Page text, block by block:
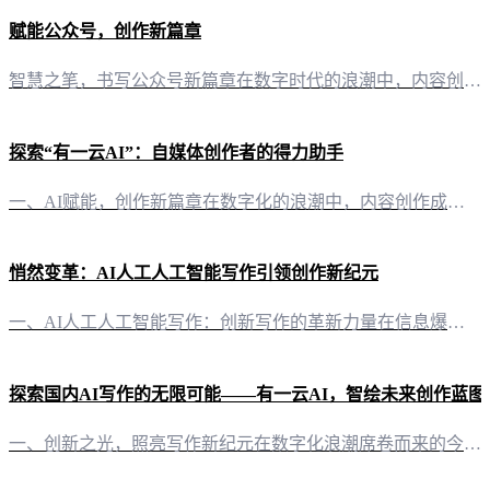
赋能公众号，创作新篇章
智慧之笔，书写公众号新篇章在数字时代的浪潮中，内容创作成为自媒体发展的核心驱动力。对于公众号运营者而言，高效、创新的内容生产工具变得尤为重要。今天，就让我们共同探索一款专为公众号创作者量身打造的AI智能助手——有一云AI，如何用科技的力量，助力公众号内容创作迈向新高度。 灵感涌动，排版艺术焕新颜每一篇公众号文章，都是创作者对读者的一次对话。在内容排版上，有一云AI以其丰富的设计资源，为创作者提供
探索“有一云AI”：自媒体创作者的得力助手
一、AI赋能，创作新篇章在数字化的浪潮中，内容创作成为自媒体的核心竞争力。而“有一云AI”应运而生，以智能化、自动化的创新模式，为自媒体创作者开启了一扇通往高效创作的智慧之门。 二、内容排版，千变万化“有一云AI”深知排版对内容的重要性。其提供的数千款装修皮肤，涵盖了标题、内容、图文、分隔、引导等多种元素，让创作者的每一个作品都能焕发视觉的魅力。 三、多平台兼容，创作无界限无论是公众号、头条号，
悄然变革：AI人工人工智能写作引领创作新纪元
一、AI人工人工智能写作：创新写作的革新力量在信息爆炸的时代，内容创作成为自媒体创作者的必备技能。然而，灵感与时间的捉摸不定，往往让创作之路充满挑战。此时，“有一云AI”应运而生，以其卓越的AI智能写作+排版功能，为自媒体创作者带来前所未有的创作体验。 二、智能排版：千款皮肤，定制你的独特风格“有一云AI”在内容排版方面，提供标题、内容、图文、分隔、引导五大类数千款装修皮肤。无论是简洁的科技感风
探索国内AI写作的无限可能——有一云AI，智绘未来创作蓝图
一、创新之光，照亮写作新纪元在数字化浪潮席卷而来的今天，人工智能写作工具正悄然改变着内容创作的格局。其中，“有一云AI”以其卓越的性能和人性化的设计，成为国内AI写作领域的佼佼者。 二、智能排版，打造视觉盛宴“有一云AI”不仅擅长内容创作，更在排版设计上独具匠心。数千款装修皮肤，涵盖标题、内容、图文、分隔、引导等多维度，为自媒体创作者提供个性化的视觉体验，让每一次发布都是一场视觉盛宴。 三、多平